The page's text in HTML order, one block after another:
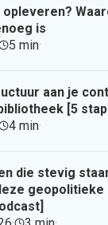
is
5 min·
aan je
[5
4 min·
die stevig